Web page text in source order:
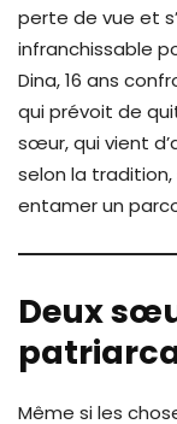
perte de vue et
infranchissable
Dina, 16 ans
qui prévoit de
sœur, qui vient
selon la
entamer un
Deux
Même si les